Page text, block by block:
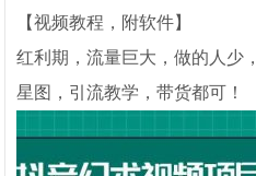
【视频教程，附软件】
红利期，流量巨大，做的人少
星图，引流教学，带货都可！